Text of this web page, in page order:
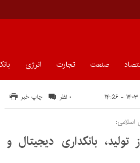
صنعت تجارت انرژی
چاپ خبر ۰ نظر
اسلامی:
بانکداری دیجیتال و